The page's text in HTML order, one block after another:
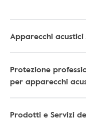
Apparecchi
Protezione
per apparecchi
Prodotti e Servizi